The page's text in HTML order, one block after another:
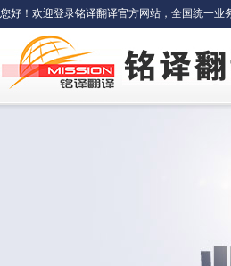
您好！欢迎登录铭译翻译官方网站，全国统一业